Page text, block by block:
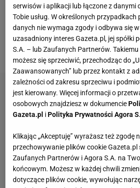
Vitezslava Lavickę. Zaskoczyło
jeszcze niedawno prezesPZPN
zapewniał, że żaden z trenerów
odejdzie.
serwisów i aplikacji lub łączone z danymi
Tobie usług. W określonych
danych nie wymaga zgody i odbywa się
uzasadniony interes Gazeta.pl, jej spółki
S.A. – lub Zaufanych Partnerów.
możesz się sprzeciwić, przechodząc do
Zaawansowanych” lub przez kontakt z
zależności od zakresu sprzeciwu i
jest kierowany. Więcej informacji o
osobowych znajdziesz w dokumencie
Gazeta.pl iPolityka Prywatności Agora
Klikając „Akceptuję” wyrażasz też zgodę
przechowywanie plików cookie Gazeta.pl
Zaufanych Partnerów i Agora S.A. na
końcowym. Możesz w każdej chwili
dotyczące plików cookie, wywołując